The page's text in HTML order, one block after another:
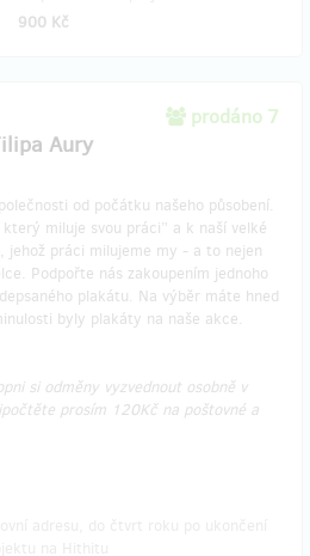
900 Kč
prodáno 7
Aury
od počátku našeho působení.
miluje svou práci” a k naší velké
práci milujeme my - a to nejen
Podpořte nás zakoupením jednoho
plakátu. Na výběr máte hned
byly plakáty na naše akce.
si odměny vyzvednout osobně v
prosím 120Kč na poštovné a